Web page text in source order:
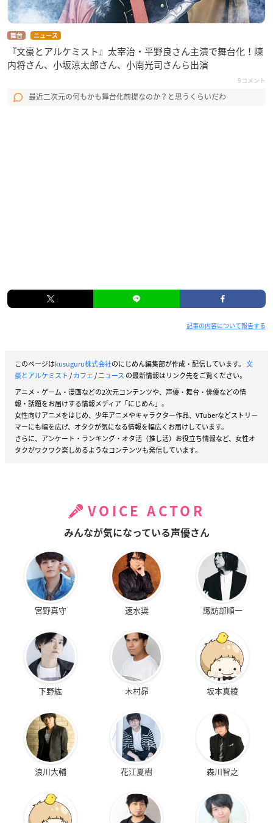
舞台 ニュース
『文豪とアルケミスト』太宰治・平野良さん主演で舞台化！陳
内将さん、小坂涼太郎さん、小南光司さんら出演
9コメント
最近二次元の何もかも舞台化前提なのか？と思うくらいだわ
記事の内容について報告する
このページはkusuguru株式会社のにじめん編集部が作成・配信しています。 文
豪とアルケミスト /カフェ/ニュース の最新情報はリンク先をご覧ください。
アニメ・ゲーム・漫画などの2次元コンテンツや、声優・舞台・俳優などの情
報・話題をお届けする情報メディア「にじめん」。
女性向けアニメをはじめ、少年アニメやキャラクター作品、VTuberなどストリー
マーにも幅を広げ、オタクが気になる情報を幅広くお届けしています。
さらに、アンケート・ランキング・オタ活（推し活）お役立ち情報など、女性オ
タクがワクワク楽しめるようなコンテンツも発信しています。
VOICE ACTOR
みんなが気になっている声優さん
宮野真守 速水奨 諏訪部順一
下野紘 木村昴 坂本真綾
浪川大輔 花江夏樹 森川智之